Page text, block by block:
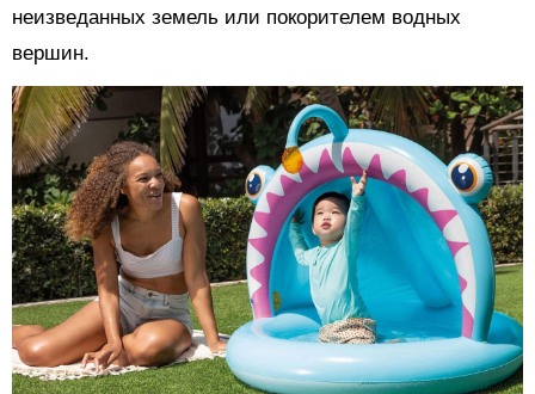
неизведанных земель или покорителем водных
вершин.